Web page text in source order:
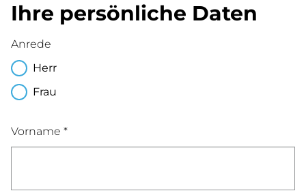
Ihre persönliche Daten
Anrede
Herr
Frau
Vorname *